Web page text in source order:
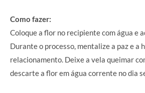
Como fazer:
Coloque a flor no recipiente com água e
Durante o processo, mentalize a paz e a
relacionamento. Deixe a vela queimar
descarte a flor em água corrente no dia